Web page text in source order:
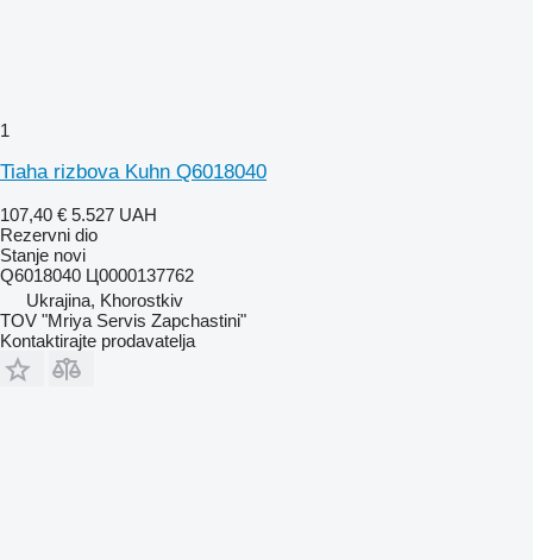
1
Tiaha rizbova Kuhn Q6018040
107,40 € 5.527 UAH
Rezervni dio
Stanje novi
Q6018040 Ц0000137762
Ukrajina, Khorostkiv
TOV "Mriya Servis Zapchastini"
Kontaktirajte prodavatelja